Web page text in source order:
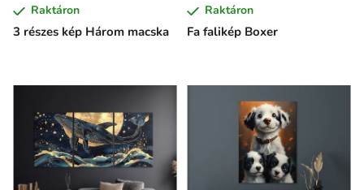
3 részes kép Három macska
Raktáron
Fa falikép Boxer
Raktáron